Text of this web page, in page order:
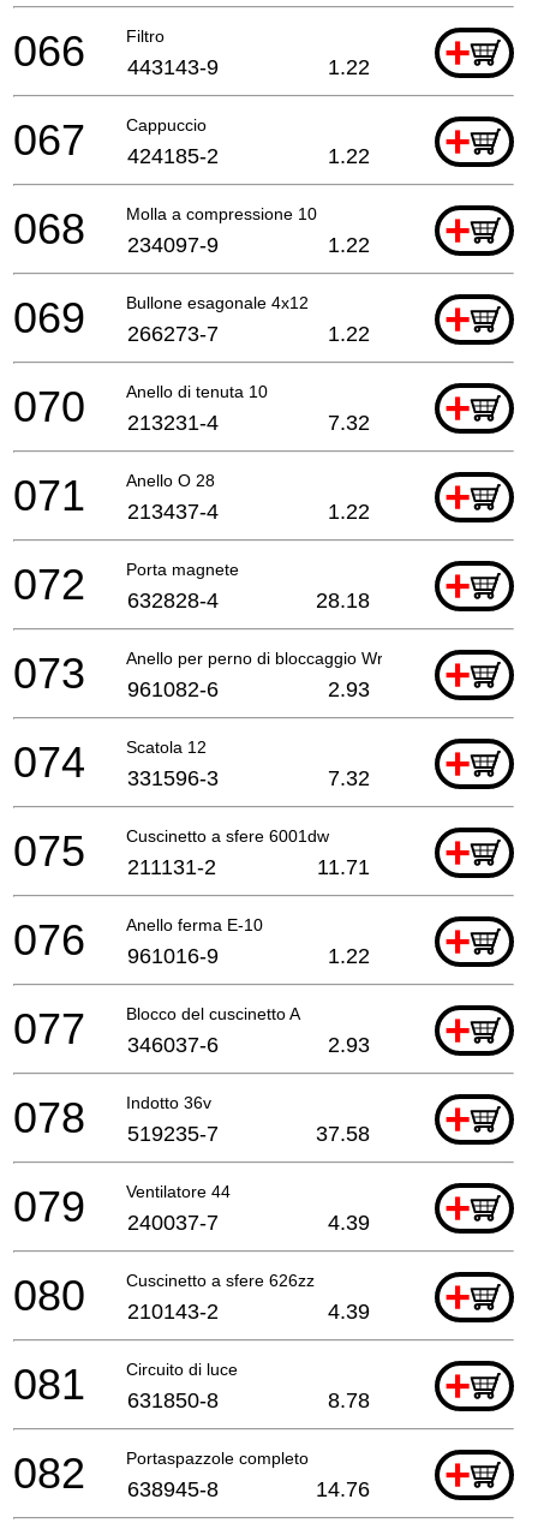
Filtro +
066 443143-9 1.22
Cappuccio +
067 424185-2 1.22
Molla a compressione 10 +
068 234097-9 1.22
Bullone esagonale 4x12 +
069 266273-7 1.22
Anello di tenuta 10 +
070 213231-4 7.32
Anello O 28 +
071 213437-4 1.22
Porta magnete +
072 632828-4 28.18
Anello per perno di bloccaggio Wr12 +
073 961082-6 2.93
Scatola 12 +
074 331596-3 7.32
Cuscinetto a sfere 6001dw +
075 211131-2 11.71
Anello ferma E-10 +
076 961016-9 1.22
Blocco del cuscinetto A +
077 346037-6 2.93
Indotto 36v +
078 519235-7 37.58
Ventilatore 44 +
079 240037-7 4.39
Cuscinetto a sfere 626zz +
080 210143-2 4.39
Circuito di luce +
081 631850-8 8.78
Portaspazzole completo +
082 638945-8 14.76